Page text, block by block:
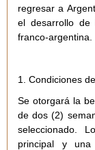
regresar a
el desarrollo de
franco-argentina.
1. Condiciones
Se otorgará la
de dos (2)
seleccionado.
principal y